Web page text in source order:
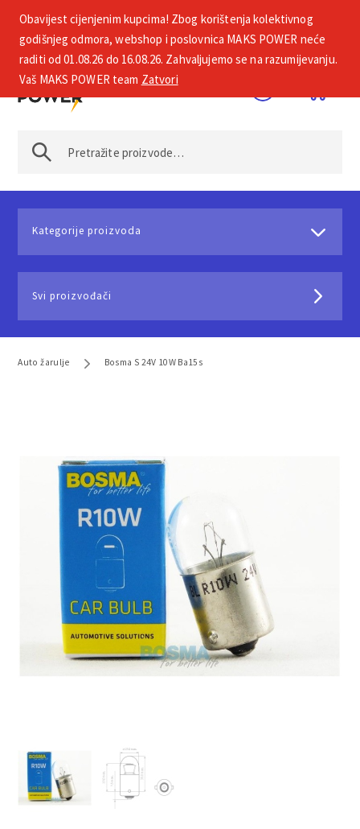
+385 1 2002 575
Kategorije proizvoda
Svi proizvođači
Auto žarulje Bosma S 24V 10W Ba15s
Obavijest cijenjenim kupcima! Zbog korištenja kolektivnog
godišnjeg odmora, webshop i poslovnica MAKS POWER neće
raditi od 01.08.26 do 16.08.26. Zahvaljujemo se na razumijevanju.
Vaš MAKS POWER team Zatvori